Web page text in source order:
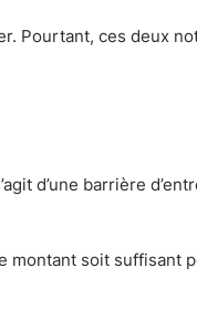
Pourtant, ces deux
d’une barrière
montant soit suffisant